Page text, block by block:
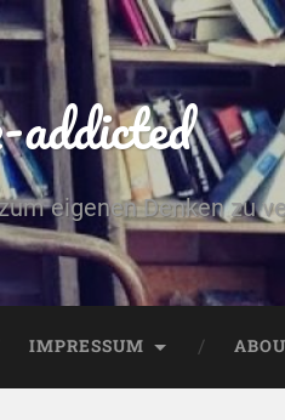
eigenen Denken zu
IMPRESSUM